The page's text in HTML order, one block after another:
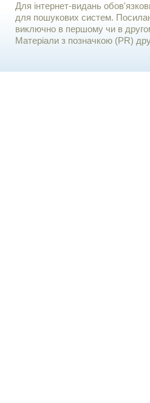
Для iнтернет-видань
для пошукових систем.
виключно в першому чи в
Матеріали з позначкою (PR)